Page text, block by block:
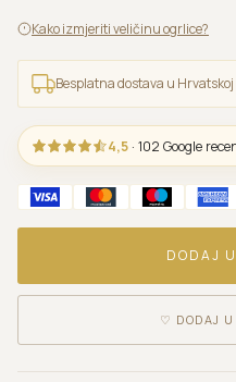
Kako izmjeriti veličinu ogrlice?
Besplatna dostava u Hrvatskoj
4,5 · 102 Google
DODAJ
♡ DODAJ